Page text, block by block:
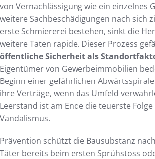
von Vernachlässigung wie ein einzelnes
weitere Sachbeschädigungen nach sich
erste Schmiererei bestehen, sinkt die
weitere Taten rapide. Dieser Prozess
öffentliche Sicherheit als
Eigentümer von Gewerbeimmobilien
Beginn einer gefährlichen
ihre Verträge, wenn das Umfeld
Leerstand ist am Ende die teuerste
Vandalismus.
Prävention schützt die Bausubstanz
Täter bereits beim ersten Sprühstoss